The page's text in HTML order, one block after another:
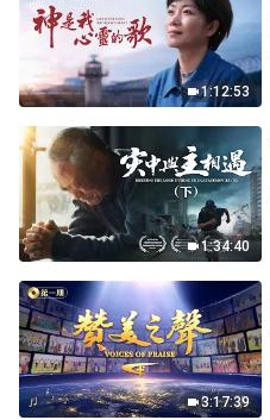
1:12:53
1:34:40
3:17:39